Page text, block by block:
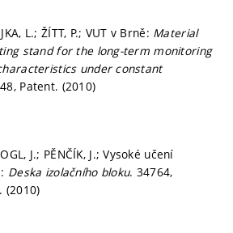
L.; ŽÍTT, P.; VUT v Brně: Material
stand for the long-term monitoring
under constant
Patent. (2010)
J.; PĚNČÍK, J.; Vysoké učení
Deska izolačního bloku. 34764,
(2010)